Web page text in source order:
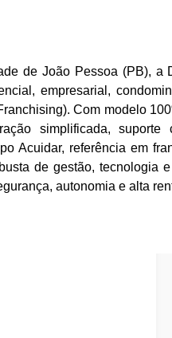
de João Pessoa (PB),
empresarial,
Com modelo
simplificada,
Acuidar, referência em
de gestão, tecnologia
autonomia e alta